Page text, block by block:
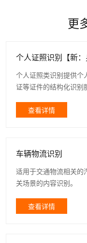
更
个人证照识别【新
个人证照类识别提供个
证等证件的结构化识别
查看详情
车辆物流识别
适用于交通物流相关的
关场景的内容识别。
查看详情